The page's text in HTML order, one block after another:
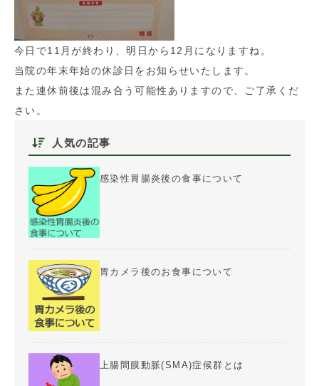
今日で11月が終わり、明日から12月になりますね。
当院の年末年始の休診日をお知らせいたします。
また連休前後は混み合う可能性ありますので、ご了承くだ
さい。
人気の記事
感染性胃腸炎後の食事について
胃カメラ後のお食事について
上腸間膜動脈(SMA)症候群とは